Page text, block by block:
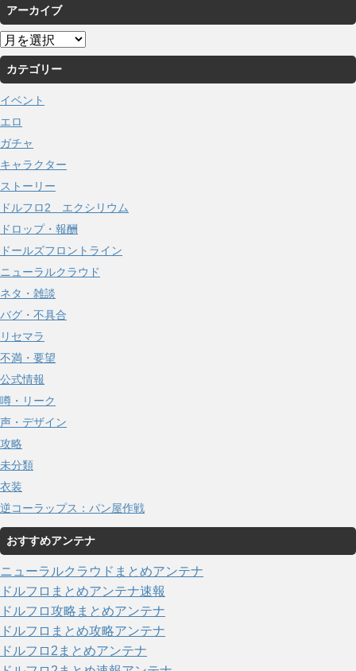
アーカイブ
ア
ー
カ
イ
ブ
カテゴリー
イベント
エロ
ガチャ
キャラクター
ストーリー
ドルフロ2 エクシリウム
ドロップ・報酬
ドールズフロントライン
ニューラルクラウド
ネタ・雑談
バグ・不具合
リセマラ
不満・要望
公式情報
噂・リーク
声・デザイン
攻略
未分類
衣装
逆コーラップス：パン屋作戦
おすすめアンテナ
ニューラルクラウドまとめアンテナ
ドルフロまとめアンテナ速報
ドルフロ攻略まとめアンテナ
ドルフロまとめ攻略アンテナ
ドルフロ2まとめアンテナ